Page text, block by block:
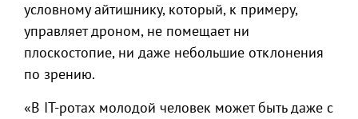
условному айтишнику, который, к примеру,
управляет дроном, не помещает ни
плоскостопие, ни даже небольшие отклонения
по зрению.
«В IT-ротах молодой человек может быть даже с